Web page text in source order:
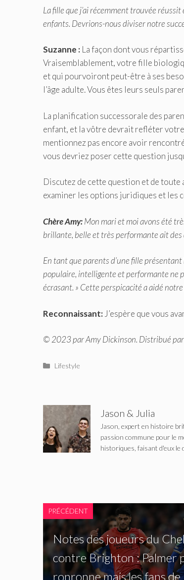
La fille que j’ai récemment trouvée
enfants. Devrions-nous diviser notre
Suzanne : La façon dont vous
Vraisemblablement, votre fille
et qui pourvoiront peut-être à ses
l’âge adulte. Vous êtes leurs seuls
La planification successorale des
enfant, et la vôtre devrait refléter
mentionnez pas encore avoir
vous devriez poser cette question
Discutez de cette question et de
examiner les options juridiques et les
Chère Amy:Mon mari et moi avons été
brillante, belle et très performante ait des
En tant que parents d’une fille
populaire, intelligente et performante ne
écrasant. » Cette perspicacité a aidé
Reconnaissant: J’espère que vous
© 2023 par Amy Dickinson. Distribué
Catégories
Lifestyle
Jason & Julia
Jason, expert en histoire
passion commune pour le
historiques, faisant d'eux le
PRÉCÉDENT
Notes des joueurs du
contre Brighton : Palmer
ronronne mais les fans